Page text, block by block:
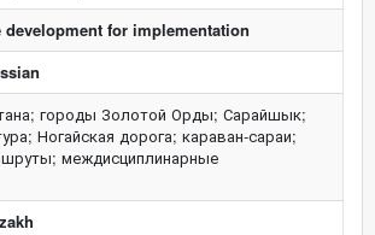
development for implementation
городы Золотой Орды; Сарайшык;
Ногайская дорога; караван-сараи;
междисциплинарные